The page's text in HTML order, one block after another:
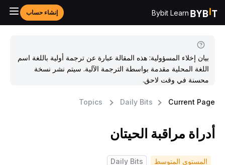
Bybit Learn إنشاء حساب
بيان إخلاء المسؤولية: هذه المقالة عبارة عن ترجمة أولية باللغة اسم
اللغة المحلية مقدمة بواسطة الترجمة الآلية. سيتم نشر نسخة
محسنة في وقت لاحق.
Topics Daily Bits Current
مراقبة الحيتان
المستوى المتوسط
Daily Bits